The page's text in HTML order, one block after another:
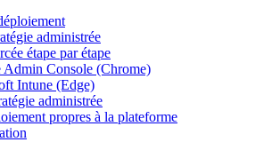
administrée
étape par étape
Admin Console (Chrome)
Intune (Edge)
administrée
propres à la plateforme